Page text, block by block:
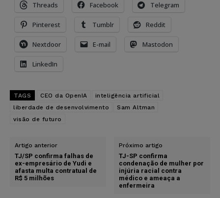
Threads Facebook Telegram
Pinterest Tumblr Reddit
Nextdoor E-mail Mastodon
LinkedIn
TAGS CEO da OpenIA
inteligência artificial
liberdade de desenvolvimento
Sam Altman
visão de futuro
Artigo anterior
TJ/SP confirma falhas de
ex-empresário de Yudi e
afasta multa contratual de
R$ 5 milhões
Próximo artigo
TJ-SP confirma
condenação de mulher por
injúria racial contra
médico e ameaça a
enfermeira